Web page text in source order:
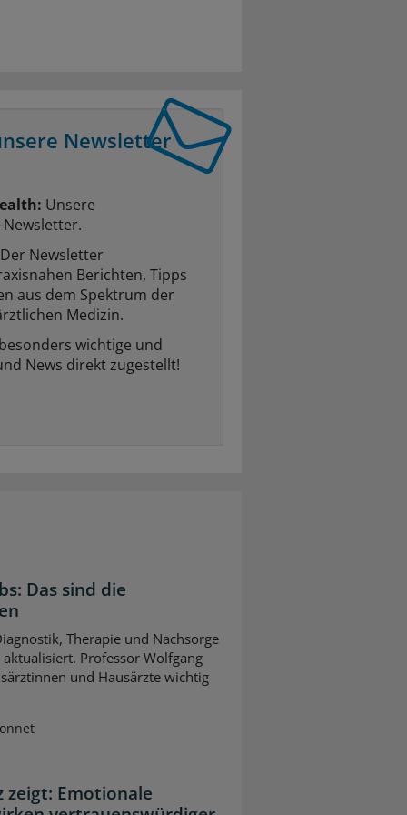
Newsletter
Unsere
Newsletter
Berichten, Tipps
aus dem Spektrum der
Medizin.
wichtige und
News direkt zugestellt!
Das sind die
Therapie und Nachsorge
Professor Wolfgang
und Hausärzte wichtig
zeigt: Emotionale